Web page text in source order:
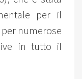
per il
numerose
in tutto il